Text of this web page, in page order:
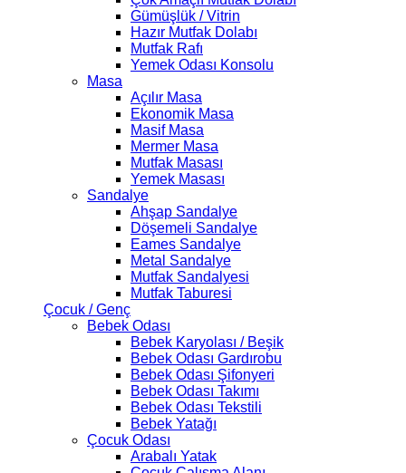
Gümüşlük / Vitrin
Hazır Mutfak Dolabı
Mutfak Rafı
Yemek Odası Konsolu
Masa
Açılır Masa
Ekonomik Masa
Masif Masa
Mermer Masa
Mutfak Masası
Yemek Masası
Sandalye
Ahşap Sandalye
Döşemeli Sandalye
Eames Sandalye
Metal Sandalye
Mutfak Sandalyesi
Mutfak Taburesi
Çocuk / Genç
Bebek Odası
Bebek Karyolası / Beşik
Bebek Odası Gardırobu
Bebek Odası Şifonyeri
Bebek Odası Takımı
Bebek Odası Tekstili
Bebek Yatağı
Çocuk Odası
Arabalı Yatak